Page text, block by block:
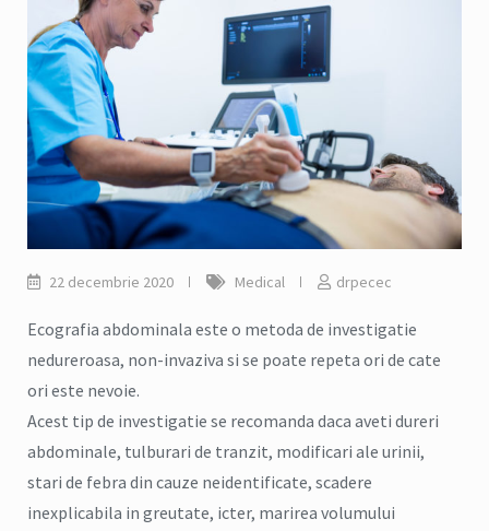
22 decembrie 2020 Medical drpecec
Ecografia abdominala este o metoda de investigatie
nedureroasa, non-invaziva si se poate repeta ori de cate
ori este nevoie.
Acest tip de investigatie se recomanda daca aveti dureri
abdominale, tulburari de tranzit, modificari ale urinii,
stari de febra din cauze neidentificate, scadere
inexplicabila in greutate, icter, marirea volumului